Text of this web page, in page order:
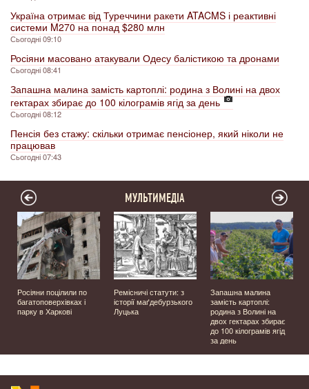
Україна отримає від Туреччини ракети ATACMS і реактивні
системи M270 на понад $280 млн
Сьогодні 09:10
Росіяни масовано атакували Одесу балістикою та дронами
Сьогодні 08:41
Запашна малина замість картоплі: родина з Волині на двох
гектарах збирає до 100 кілограмів ягід за день
Сьогодні 08:12
Пенсія без стажу: скільки отримає пенсіонер, який ніколи не
працював
Сьогодні 07:43
МУЛЬТИМЕДІА
Росіяни поцілили по
багатоповерхівках і
парку в Харкові
Ремісничі статути: з
історії маґдебурзького
Луцька
Запашна малина
замість картоплі:
родина з Волині на
двох гектарах збирає
до 100 кілограмів ягід
за день